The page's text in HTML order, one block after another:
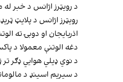
د رويټرز اژانس د خبر
اذربایجان او دوبۍ ته
دغه الوتنې معمولا د
د نوي ډيلي هوايي ډګر
د سيریم اسينډ د مالوماتو